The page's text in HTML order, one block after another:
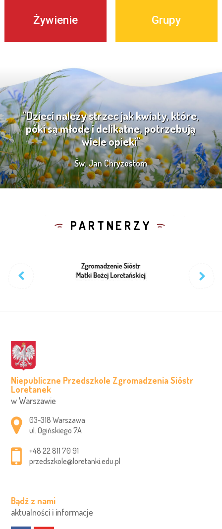
Żywienie Grupy
"Dzieci należy strzec jak kwiaty, które,
póki są młode i delikatne, potrzebują
wiele opieki"
Św. Jan Chryzostom
PARTNERZY
Niepubliczne Przedszkole Zgromadzenia Sióstr
Loretanek
w Warszawie
Adres pocztowy:
03-318 Warszawa
ul. Ogińskiego 7A
+48 22 811 70 91
przedszkole@loretanki.edu.pl
Bądź z nami
aktualności i informacje